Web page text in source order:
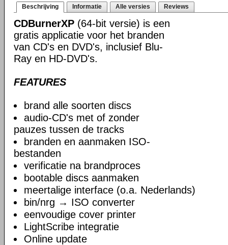
Beschrijving Informatie Alle versies Reviews
CDBurnerXP (64-bit versie) is een
gratis applicatie voor het branden
van CD's en DVD's, inclusief Blu-
Ray en HD-DVD's.
FEATURES
brand alle soorten discs
audio-CD's met of zonder
pauzes tussen de tracks
branden en aanmaken ISO-
bestanden
verificatie na brandproces
bootable discs aanmaken
meertalige interface (o.a. Nederlands)
bin/nrg → ISO converter
eenvoudige cover printer
LightScribe integratie
Online update